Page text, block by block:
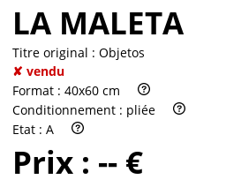
LA MALETA
Titre original : Objetos
✘ vendu
Format : 40x60 cm
Conditionnement : pliée
Etat : A
Prix : -- €